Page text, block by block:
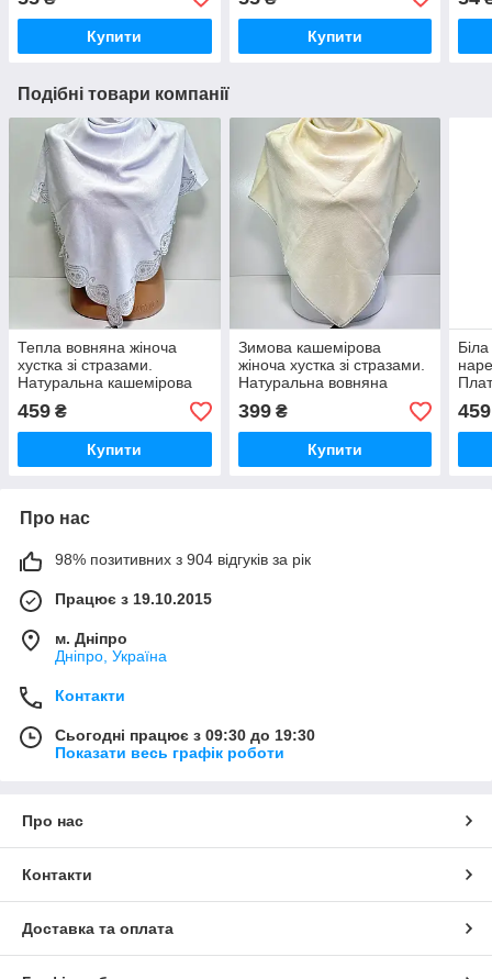
Купити Купити
Подібні товари компанії
Тепла вовняна жіноча
хустка зі стразами.
Натуральна кашемірова
зимова турецька хустка
459 ₴
Купити
Зимова кашемірова
жіноча хустка зі стразами.
Натуральна вовняна
тепла турецька хустка
399₴
Купити
459
Про нас
98% позитивних з 904 відгуків за рік
Працює з 19.10.2015
м. Дніпро
Дніпро, Україна
Контакти
Сьогодні працює з 09:30 до 19:30
Показати весь графік роботи
Про нас
Контакти
Доставка та оплата